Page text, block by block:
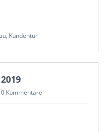
, Kundentür
0 Kommentare